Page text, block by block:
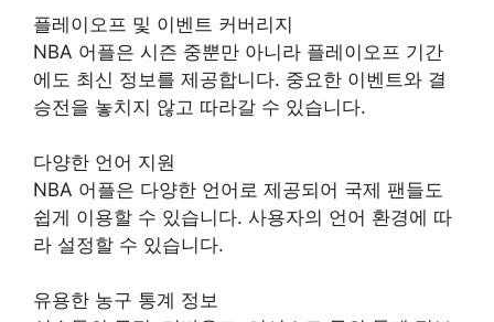
플레이오프 및 이벤트 커버리지
NBA 어플은 시즌 중뿐만 아니라 플레이오프 기간
에도 최신 정보를 제공합니다. 중요한 이벤트와 결
승전을 놓치지 않고 따라갈 수 있습니다.
다양한 언어 지원
NBA 어플은 다양한 언어로 제공되어 국제 팬들도
쉽게 이용할 수 있습니다. 사용자의 언어 환경에 따
라 설정할 수 있습니다.
유용한 농구 통계 정보